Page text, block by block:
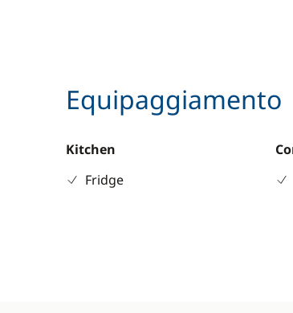
Equipaggiamento
Kitchen
Fridge